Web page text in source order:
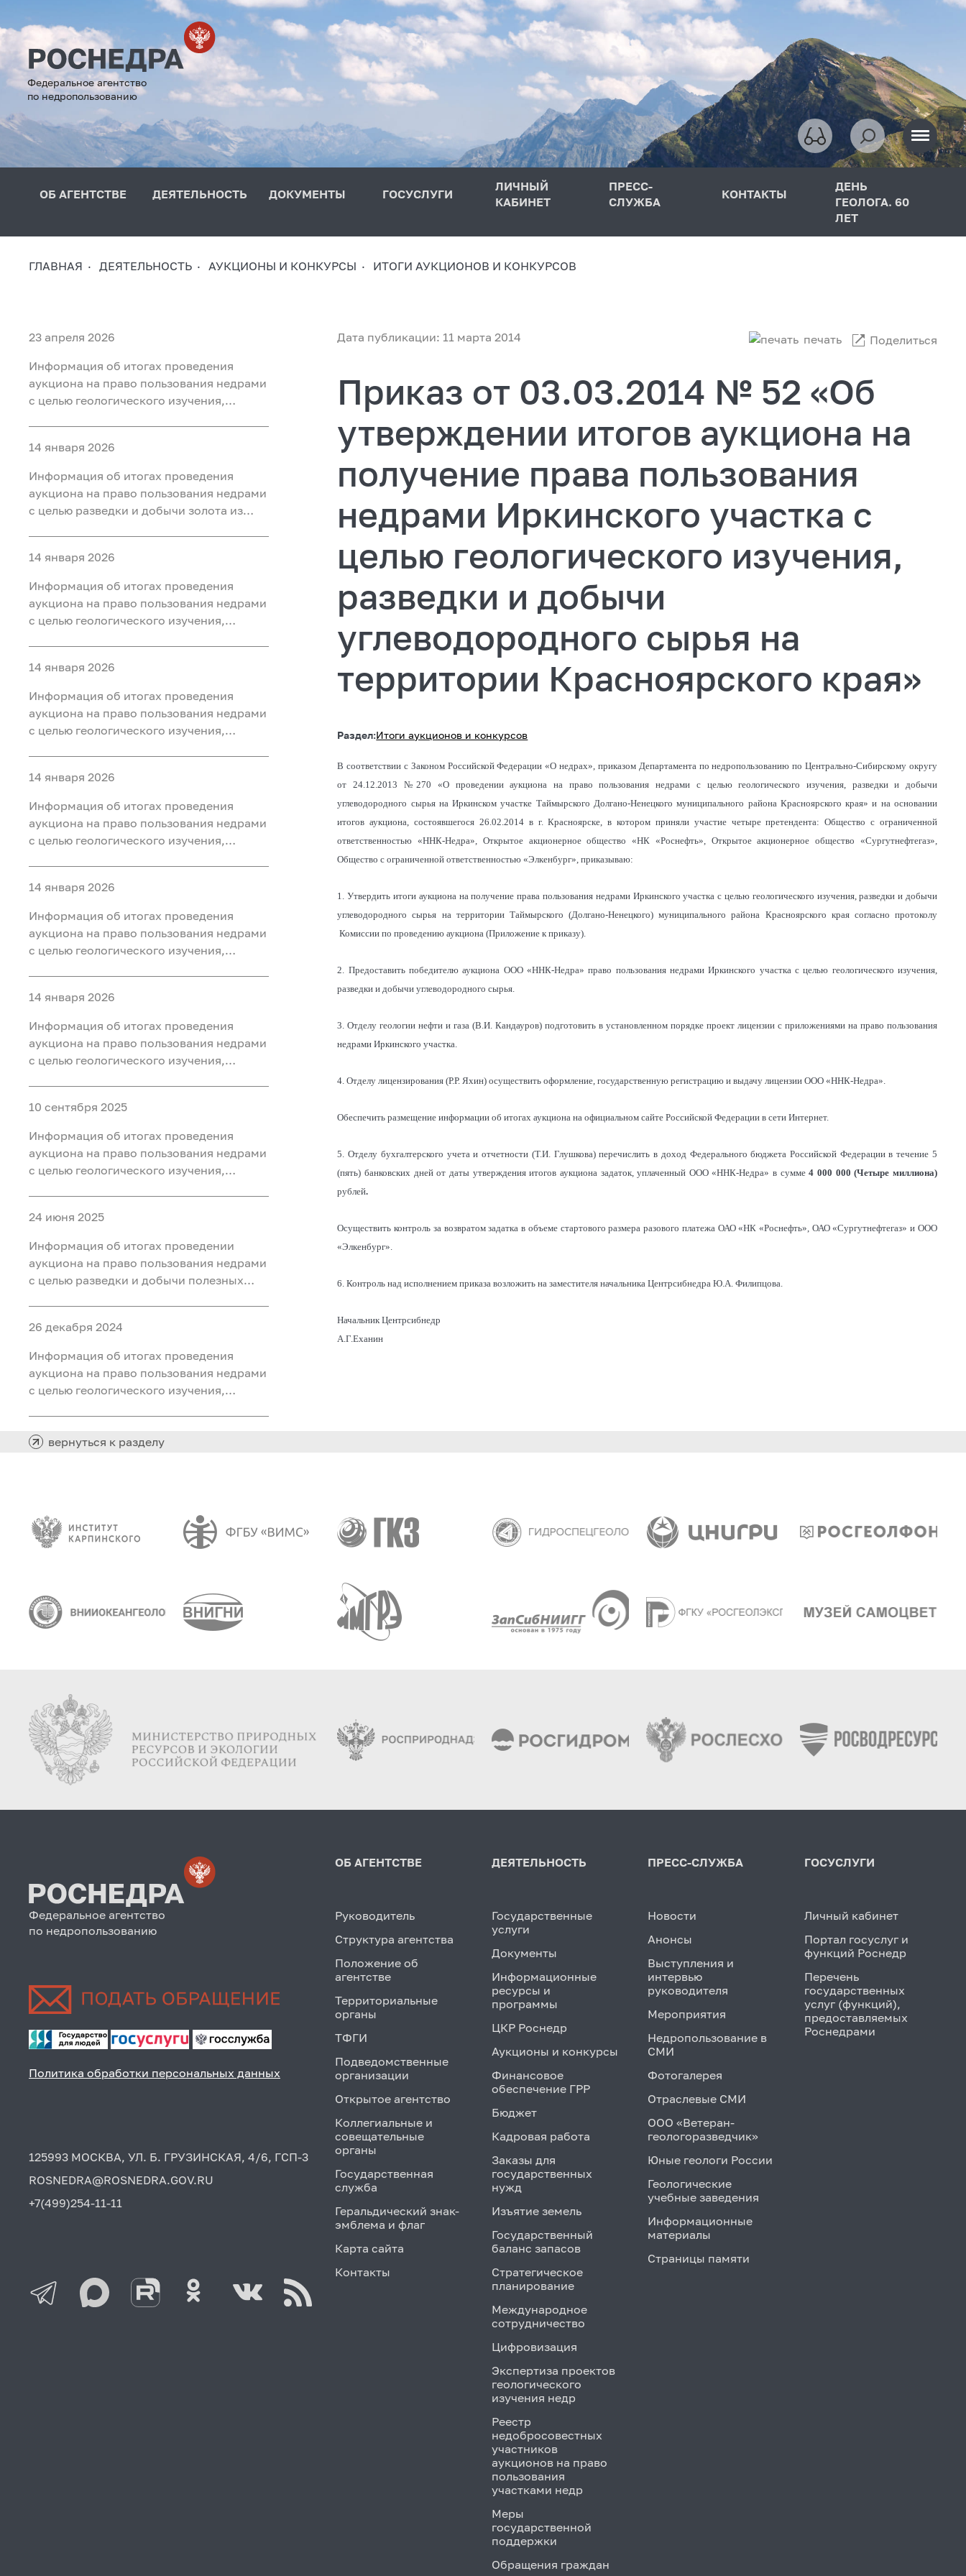
Федеральное агентство
по недропользованию
ОБ АГЕНТСТВЕ ДЕЯТЕЛЬНОСТЬ ДОКУМЕНТЫ ГОСУСЛУГИ
ЛИЧНЫЙ
КАБИНЕТ
ПРЕСС-
СЛУЖБА
КОНТАКТЫ
ДЕНЬ
ГЕОЛОГА. 60
ЛЕТ
ГЛАВНАЯ ДЕЯТЕЛЬНОСТЬ АУКЦИОНЫ И КОНКУРСЫ ИТОГИ АУКЦИОНОВ И КОНКУРСОВ
23 апреля 2026
Информация об итогах проведения
аукциона на право пользования недрами
с целью геологического изучения,
«Тарховский», расположенного на
территории Ханты-Мансийского района
Ханты-Мансийского автономного округа
- Югры
14 января 2026
Информация об итогах проведения
аукциона на право пользования недрами
с целью разведки и добычи золота из
недр «Мостовка р.» в Свердловской
области
14 января 2026
Информация об итогах проведения
аукциона на право пользования недрами
с целью геологического изучения,
«Юильский 5», расположенного на
территории Белоярского района Ханты-
Мансийского автономного округа - Югры
14 января 2026
Информация об итогах проведения
аукциона на право пользования недрами
с целью геологического изучения,
участке недр «Радомский»,
расположенного на территории
Октябрьского района Ханты-
Мансийского автономного округа - Югры
14 января 2026
Информация об итогах проведения
аукциона на право пользования недрами
с целью геологического изучения,
«Сергинский 9», расположенного на
территории Белоярского района Ханты-
Мансийского автономного округа - Югры
14 января 2026
Информация об итогах проведения
аукциона на право пользования недрами
с целью геологического изучения,
«Западно-Нятлонгский»,
расположенного на территории
Сургутского района Ханты-Мансийского
автономного округа - Югры
14 января 2026
Информация об итогах проведения
аукциона на право пользования недрами
с целью геологического изучения,
«Восточно-Камский», расположенного
на территории Ханты-Мансийского
района Ханты-Мансийского
автономного округа - Югры
10 сентября 2025
Информация об итогах проведения
аукциона на право пользования недрами
с целью геологического изучения,
«Бобровый», расположенного в
Уватском районе Тюменской области
24 июня 2025
Информация об итогах проведении
аукциона на право пользования недрами
с целью разведки и добычи полезных
недр «Северный 2 Шадринского
месторождения» в Курганской области
26 декабря 2024
Информация об итогах проведения
аукциона на право пользования недрами
с целью геологического изучения,
«Южно-Хангокуртский» в Ханты-
Дата публикации: 11 марта 2014 печать Поделиться
Приказ от 03.03.2014 № 52 «Об
утверждении итогов аукциона на
получение права пользования
недрами Иркинского участка с
целью геологического изучения,
разведки и добычи
углеводородного сырья на
территории Красноярского края»
Раздел:Итоги аукционов и конкурсов
В соответствии с Законом Российской Федерации «О недрах», приказом Департамента по недропользованию по Центрально-Сибирскому округу
от 24.12.2013 №270 «О проведении аукциона на право пользования недрами с целью геологического изучения, разведки и добычи
углеводородного сырья на Иркинском участке Таймырского Долгано-Ненецкого муниципального района Красноярского края» и на основании
итогов аукциона, состоявшегося 26.02.2014 в г. Красноярске, в котором приняли участие четыре претендента: Общество с ограниченной
ответственностью «ННК-Недра», Открытое акционерное общество «НК «Роснефть», Открытое акционерное общество «Сургутнефтегаз»,
Общество с ограниченной ответственностью «Элкенбург», приказываю:
1. Утвердить итоги аукциона на получение права пользования недрами Иркинского участка с целью геологического изучения, разведки и добычи
углеводородного сырья на территории Таймырского (Долгано-Ненецкого) муниципального района Красноярского края согласно протоколу
Комиссии по проведению аукциона (Приложение к приказу).
2. Предоставить победителю аукциона ООО «ННК-Недра» право пользования недрами Иркинского участка с целью геологического изучения,
разведки и добычи углеводородного сырья.
3. Отделу геологии нефти и газа (В.И. Кандауров) подготовить в установленном порядке проект лицензии с приложениями на право пользования
недрами Иркинского участка.
4. Отделу лицензирования (Р.Р. Яхин) осуществить оформление, государственную регистрацию и выдачу лицензии ООО «ННК-Недра».
Обеспечить размещение информации об итогах аукциона на официальном сайте Российской Федерации в сети Интернет.
5. Отделу бухгалтерского учета и отчетности (Т.И. Глушкова) перечислить в доход Федерального бюджета Российской Федерации в течение 5
(пять) банковских дней от даты утверждения итогов аукциона задаток, уплаченный ООО «ННК-Недра» в сумме4 000 000 (Четыре миллиона)
рублей.
Осуществить контроль за возвратом задатка в объеме стартового размера разового платежа ОАО «НК «Роснефть», ОАО «Сургутнефтегаз» и ООО
«Элкенбург».
6. Контроль над исполнением приказа возложить на заместителя начальника Центрсибнедра Ю.А. Филипцова.
Начальник Центрсибнедр
А.Г.Еханин
вернуться к разделу
Федеральное агентство
по недропользованию
Политика обработки персональных данных
125993 МОСКВА, УЛ. Б. ГРУЗИНСКАЯ, 4/6, ГСП-3
ROSNEDRA@ROSNEDRA.GOV.RU
+7(499)254-11-11
ОБ АГЕНТСТВЕ
Руководитель
Структура агентства
Положение об
агентстве
Территориальные
органы
ТФГИ
Подведомственные
организации
Открытое агентство
Коллегиальные и
совещательные
органы
Государственная
служба
Геральдический знак-
эмблема и флаг
Карта сайта
Контакты
ДЕЯТЕЛЬНОСТЬ
Государственные
услуги
Документы
Информационные
ресурсы и
программы
ЦКР Роснедр
Аукционы и конкурсы
Финансовое
обеспечение ГРР
Бюджет
Кадровая работа
Заказы для
государственных
нужд
Изъятие земель
Государственный
баланс запасов
Стратегическое
планирование
Международное
сотрудничество
Цифровизация
Экспертиза проектов
геологического
изучения недр
Реестр
недобросовестных
участников
аукционов на право
пользования
участками недр
Меры
государственной
поддержки
Обращения граждан
ПРЕСС-СЛУЖБА
Новости
Анонсы
Выступления и
интервью
руководителя
Мероприятия
Недропользование в
СМИ
Фотогалерея
Отраслевые СМИ
ООО «Ветеран-
геологоразведчик»
Юные геологи России
Геологические
учебные заведения
Информационные
материалы
Страницы памяти
ГОСУСЛУГИ
Личный кабинет
Портал госуслуг и
функций Роснедр
Перечень
государственных
услуг (функций),
предоставляемых
Роснедрами